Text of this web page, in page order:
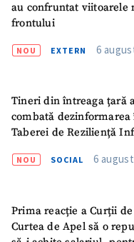
au confruntat viitoarele
frontului
NOU EXTERN 6
Tineri din întreaga țară
combată
Taberei de Reziliență
NOU SOCIAL 6
Prima reacție a Curții
Curtea de Apel să o